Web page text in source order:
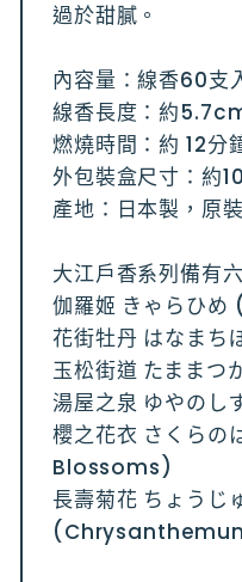
過於甜膩。
內容量：線香60支
線香長度：約
燃燒時間：約 12分
外包裝盒尺寸：約
產地：日本製，原
大江戶香系列備有
伽羅姬 きゃらひ
花街牡丹 はなま
玉松街道 たまま
湯屋之泉 ゆやの
櫻之花衣 さくら
Blossoms)
長壽菊花 ちょうじ